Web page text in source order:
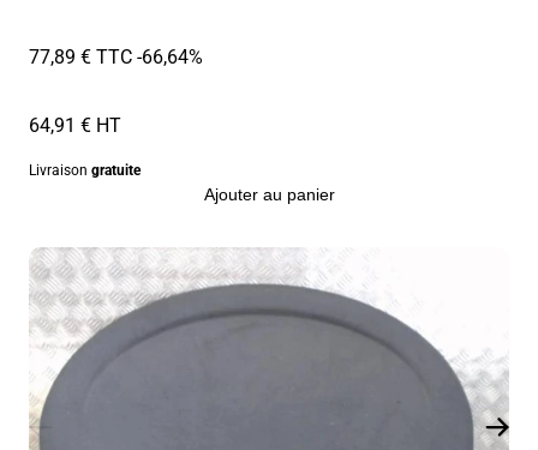
77,89 € TTC-66,64%
64,91 € HT
Livraison gratuite
Ajouter au panier